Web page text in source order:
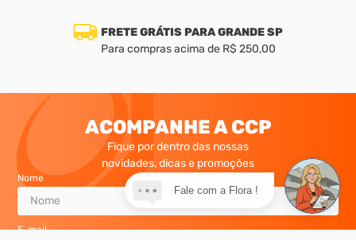
FRETE GRÁTIS PARA GRANDE SP
Para compras acima de R$ 250,00
ACOMPANHE A CCP
Fique por dentro das nossas
novidades, dicas e promoções
Nome
E-mail
Fale com a Flora !